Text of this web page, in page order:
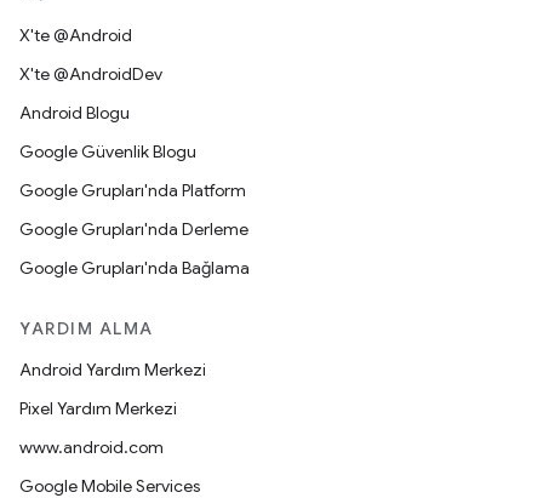
X'te @Android
X'te @AndroidDev
Android Blogu
Google Güvenlik Blogu
Google Grupları'nda Platform
Google Grupları'nda Derleme
Google Grupları'nda Bağlama
YARDIM ALMA
Android Yardım Merkezi
Pixel Yardım Merkezi
www.android.com
Google Mobile Services